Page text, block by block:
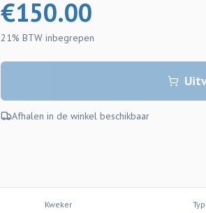
€150.00
21% BTW inbegrepen
Afhalen in de winkel beschikbaar
Kweker